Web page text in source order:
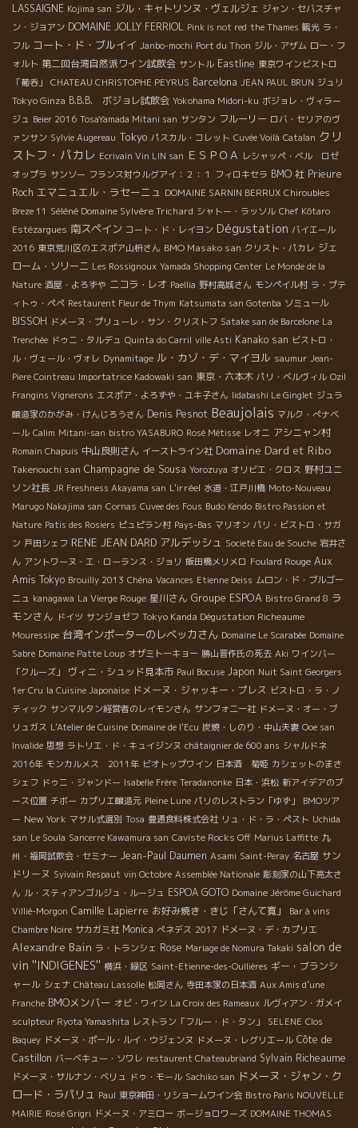
LASSAIGNE Kojima san ジル・キャトリンヌ・ヴェルジェ ジャン・セバスチャ
ン・ジョアン DOMAINE JOLLY FERRIOL Pink is not red the Thames 観光 ラ・
フル コート・ド・ブルイイ Janbo-mochi Port du Thon ジル・アザム ロー・フ
ォルト 第二回台湾自然派ワイン試飲会 サントル Eastline 東京ワインビストロ
「葡呑」
CHATEAU CHRISTOPHE PEYRUS Barcelona JEAN PAUL BRUN ジュリ
Tokyo Ginza B.B.B. ボジョレ試飲会 Yokohama Midori-ku ボジョレ・ヴィラー
ジュ Beier 2016 TosaYamada Mitani san サンタン フルーリー ロバ・セリアのヴ
ァンサン Sylvie Augereau Tokyo パスカル・コレット Cuvée Voilà Catalan クリ
ストフ・パカレ Ecrivain Vin LIN san ＥＳＰＯＡ レシャッペ・ベル ロゼ
オップラ サンソー フランス対ウルグアイ：２：１ フィロキセラ BMO 社 Prieure
Roch エマニュエル・ラセーニュ DOMAINE SARNIN BERRUX Chiroubles
Breze 11 Séléné Domaine Sylvère Trichard シャトー・ラッソル Chef Kôtaro
Estézargues 南スペイン コート・ド・レイヨン Dégustation バイエール
2016 東京荒川区のエスポア山枡さん BMO Masako san クリスト・パカレ ジェ
ローム・ソリーニ Les Rossignoux Yamada Shopping Center Le Monde de la
Nature 酒屋・よろずや ニコラ・レオ Paellia 野村高城さん モンペイル村 ラ・プテ
ィトゥ・ペペ Restaurent Fleur de Thym Katsumata san Gotenba ソミュール
BISSOH ドメーヌ・プリューレ・サン・クリストフ Satake san de Barcelone La
Trenchée ドゥニ・タルデュ Quinta do Carril ville Asti Kanako san ビストロ・
ル・ヴェール・ヴォレ Dynamitage ル・カゾ・デ・マイヨル saumur Jean-
Piere Cointreau Importatrice Kadowaki san 東京・六本木 パリ・ベルヴィル Ozil
Frangins Vignerons エスポア・よろずや・ユキ子さん Iidabashi Le Ginglet ジュラ
醸造家のかがみ・けんじろうさん Denis Pesnot Beaujolais マルク・ぺナベ
ール Calim Mitani-san bistro YASABURO Rosé Métisse レオニ アシニャン村
Romain Chapuis 中山良則さん イーストライン社 Domaine Dard et Ribo
Takenouchi san Champagne de Sousa Yorozuya オリビエ・クロス 野村ユニ
ソン社長 JR Freshness Akayama san L'irréel 水道・江戸川橋 Moto-Nouveau
Marugo Nakajima san Cornas Cuvee des Fous Budo Kendo Bistro Passion et
Nature Patis des Rosiers ピュピラン村 Pays-Bas マリオン パリ・ビストロ・サガ
ン 戸田シェフ RENE JEAN DARD アルデッシュ Societé Eau de Souche 岩井さ
ん アントワーヌ・エ・ローランス・ジョリ 飯田橋メリメロ Foulard Rouge Aux
Amis Tokyo Brouilly 2013 Chéna Vacances Etienne Deiss ムロン・ド・ブルゴー
ニュ kanagawa La Vierge Rouge 星川さん Groupe ESPOA Bistro Grand 8 ラ
モンさん ドイツ サンジョゼフ Tokyo Kanda Dégustation Richeaume
Mouressipe 台湾インポーターのレベッカさん Domaine Le Scarabée Domaine
Sabre Domaine Patte Loup オザミトーキョー 勝山晋作氏の死去 Aki ワインバー
「クルーズ」
ヴィニ・シュッド見本市 Paul Bocuse Japon Nuit Saint Georgers
1er Cru la Cuisine Japonaise ドメーヌ・ジャッキー・プレス ビストロ・ラ・ノ
ティック サンマルタン経営者のレイモンさん サンフォニー社 ドメーヌ・オー・ブ
リュガス L'Atelier de Cuisine Domaine de l'Ecu 炭焼・しのり・中山夫妻 Ooe san
Invalide 思想 ラトリエ・ド・キュイジンヌ châtaignier de 600 ans シャルドネ
2016年 モンカルメス 2011年 ビオトップワイン 日本酒 菊姫 カシェットのまさ
シェフ ドゥニ・ジャンドー Isabelle Frère Teradanonke 日本・浜松 新アイデアのブ
ース位置 チボー カプリエ醸造元 Pleine Lune パリのレストラン「ゆず」
BMOツア
ー New York マサル式選別 Tosa 豊通食料株式会社 リュ・ド・ラ・ペスト Uchida
san Le Soula Sancerre Kawamura san Caviste Rocks Off Marius Laffitte 九
州・福岡試飲会・セミナー Jean-Paul Daumen Asami Saint-Peray 名古屋 サン
ドリーヌ Syivain Respaut vin Octobre Assemblée Nationale 彫刻家の山下亮太さ
ん ル・スティアンゴルジュ・ルージュ ESPOA GOTO Domaine Jérôme Guichard
Villié-Morgon Camille Lapierre お好み焼き・きじ「さんて寛」
Bar à vins
Chambre Noire サカガミ社 Monica ぺネデス 2017 ドメーヌ・デ・カプリエ
Alexandre Bain ラ・トランシェ Rose Mariage de Nomura Takaki salon de
vin ''INDIGENES'' 横浜・緑区 Saint-Etienne-des-Oullières ギー・ブランシ
ャール シェナ Château Lassolle 松岡さん 寺田本家の日本酒 Aux Amis d’une
Franche BMOメンバー オビ・ワイン La Croix des Rameaux ルヴィアン・ガメイ
sculpteur Ryota Yamashita レストラン「フルー・ド・タン」 SELENE Clos
Baquey ドメーヌ・ポール・ルイ・ウジェンヌ ドメーヌ・レグリエール Côte de
Castillon バーベキュー・ソワレ restaurent Chateaubriand Sylvain Richeaume
ドメーヌ・サルナン・ベリュ ドゥ・モール Sachiko san ドメーヌ・ジャン・ク
ロード・ラパリュ Paul 東京神田・リショームワイン会 Bistro Paris NOUVELLE
MAIRIE Rosé Grigri ドメーヌ・アミロー ボージョロワーズ DOMAINE THOMAS